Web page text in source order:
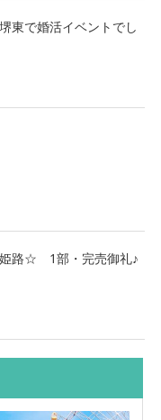
東で婚活イベントでし
路☆ 1部・完売御礼♪